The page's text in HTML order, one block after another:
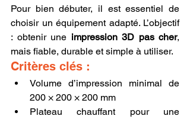
Pour bien débuter, il est essentiel de
choisir un équipement adapté. L’objectif
: obtenir une impression 3D pas cher,
mais fiable, durable et simple à utiliser.
Critères clés :
Volume d’impression minimal de
200 × 200 × 200 mm
Plateau chauffant pour une